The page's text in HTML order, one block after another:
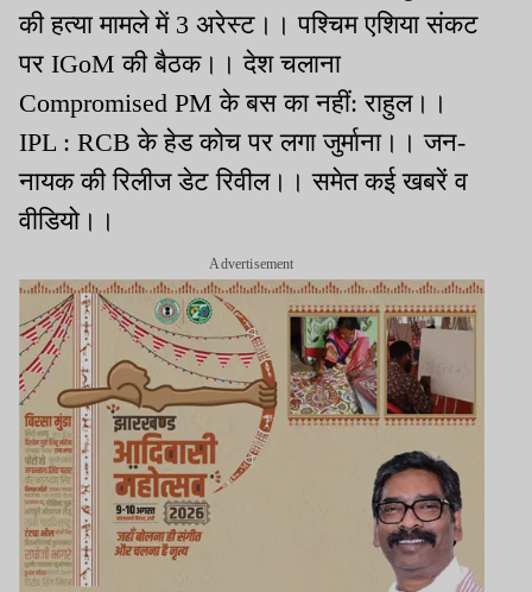
की हत्या मामले में 3 अरेस्ट।। पश्चिम एशिया संकट
पर IGoM की बैठक।। देश चलाना
Compromised PM के बस का नहीं: राहुल।।
IPL : RCB के हेड कोच पर लगा जुर्माना।। जन-
नायक की रिलीज डेट रिवील।। समेत कई खबरें व
वीडियो।।
Advertisement